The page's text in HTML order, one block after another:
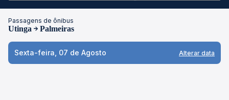
Passagens de ônibus
Utinga Palmeiras
Sexta-feira, 07 de Agosto Alterar data